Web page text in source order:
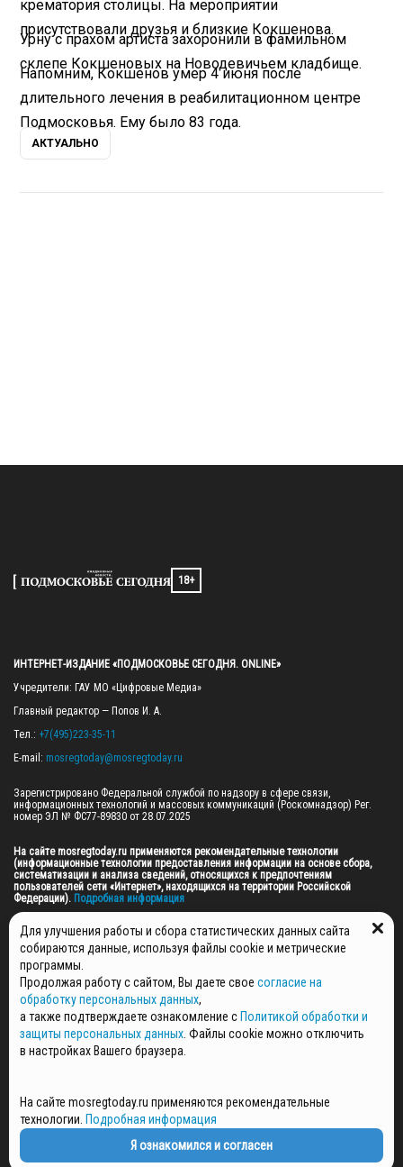
крематория столицы. На мероприятии
присутствовали друзья и близкие Кокшенова.
Урну с прахом артиста захоронили в фамильном
склепе Кокшеновых на Новодевичьем кладбище.
Напомним, Кокшенов умер 4 июня после
длительного лечения в реабилитационном центре
Подмосковья. Ему было 83 года.
АКТУАЛЬНО
18+
ИНТЕРНЕТ-ИЗДАНИЕ «ПОДМОСКОВЬЕ СЕГОДНЯ. ONLINE»
Учредители: ГАУ МО «Цифровые Медиа»
Главный редактор — Попов И. А.
Тел.: +7(495)223-35-11
E-mail: mosregtoday@mosregtoday.ru
Зарегистрировано Федеральной службой по надзору в сфере связи,
информационных технологий и массовых коммуникаций (Роскомнадзор) Рег.
номер ЭЛ № ФС77-89830 от 28.07.2025
На сайте mosregtoday.ru применяются рекомендательные технологии
(информационные технологии предоставления информации на основе сбора,
систематизации и анализа сведений, относящихся к предпочтениям
пользователей сети «Интернет», находящихся на территории Российской
Федерации). Подробная информация
© 2026 ПРАВА НА ВСЕ МАТЕРИАЛЫ САЙТА ПРИНАДЛЕЖАТ ГАУ МО "ЦИФРОВЫЕ
МЕДИА" (ОГРН: 1255000059467).
ПОЛИТИКА ОБРАБОТКИ И ЗАЩИТЫ ПЕРСОНАЛЬНЫХ ДАННЫХ
НОВОСТИ
ГАЗЕТЫ
РЕКЛАМОДАТЕЛЯМ
СПЕЦПРОЕКТЫ
СТАТЬИ
ПОЛИТИКА КОНФИДЕНЦИАЛЬНОСТИ
Для улучшения работы и сбора статистических данных сайта
собираются данные, используя файлы cookie и метрические
программы.
Продолжая работу с сайтом, Вы даете свое согласие на
обработку персональных данных,
а также подтверждаете ознакомление с Политикой обработки и
защиты персональных данных . Файлы cookie можно отключить
в настройках Вашего браузера.
На сайте mosregtoday.ru применяются рекомендательные
технологии. Подробная информация
Я ознакомился и согласен